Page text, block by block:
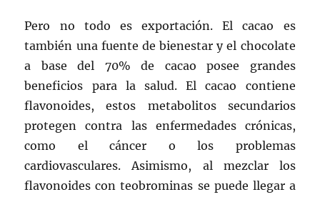
Pero no todo es exportación. El cacao es
también una fuente de bienestar y el chocolate
a base del 70% de cacao posee grandes
beneficios para la salud. El cacao contiene
flavonoides, estos metabolitos secundarios
protegen contra las enfermedades crónicas,
como el cáncer o los problemas
cardiovasculares. Asimismo, al mezclar los
flavonoides con teobrominas se puede llegar a